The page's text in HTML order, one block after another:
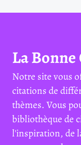
La
Notre site vous
citations de
thèmes. Vous
bibliothèque de
l'inspiration, de